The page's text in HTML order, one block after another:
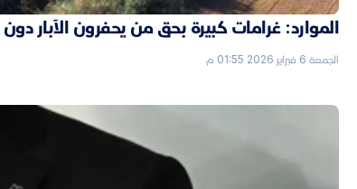
الموارد: غرامات كبيرة بحق من يحفرون الآبار
الجمعة 6 فبراير 2026 01:55 م